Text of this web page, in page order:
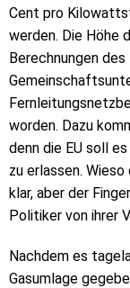
Cent pro
werden. Die Höhe
Berechnungen des
worden. Dazu
denn die EU soll
zu erlassen.
klar, aber der
Politiker von ihrer
Nachdem es
Gasumlage